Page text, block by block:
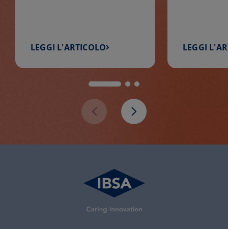
LEGGI L'ARTICOLO LEGGI